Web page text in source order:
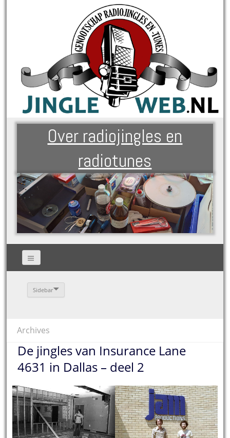
Over radiojingles en
radiotunes
Sidebar
Archives
De jingles van Insurance Lane
4631 in Dallas – deel 2